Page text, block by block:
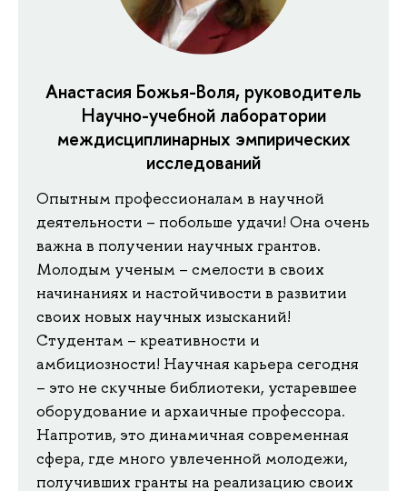
Анастасия Божья-Воля, руководитель
Научно-учебной лаборатории
междисциплинарных эмпирических
исследований
Опытным профессионалам в научной
деятельности – побольше удачи! Она очень
важна в получении научных грантов.
Молодым ученым – смелости в своих
начинаниях и настойчивости в развитии
своих новых научных изысканий!
Студентам – креативности и
амбициозности! Научная карьера сегодня
– это не скучные библиотеки, устаревшее
оборудование и архаичные профессора.
Напротив, это динамичная современная
сфера, где много увлеченной молодежи,
получивших гранты на реализацию своих